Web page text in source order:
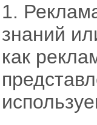
1.
знаний
как